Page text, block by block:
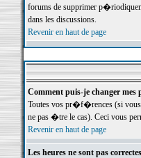
forums de supprimer
dans les discussions.
Revenir en haut de page
Comment puis-je changer
Toutes vos pr�f�rences (si
ne pas �tre le cas). Ceci vous
Revenir en haut de page
Les heures ne sont pas